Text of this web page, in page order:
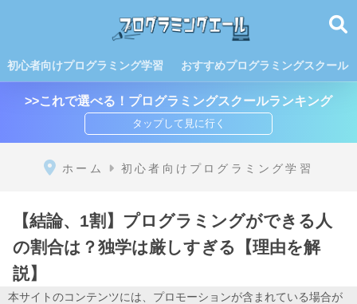
初心者向けプログラミング学習 おすすめプログラミングスクール
>>これで選べる！プログラミングスクールランキング
ホーム 初心者向けプログラミング学習
【結論、1割】プログラミングができる人
の割合は？独学は厳しすぎる【理由を解
説】
本サイトのコンテンツには、プロモーションが含まれている場合が